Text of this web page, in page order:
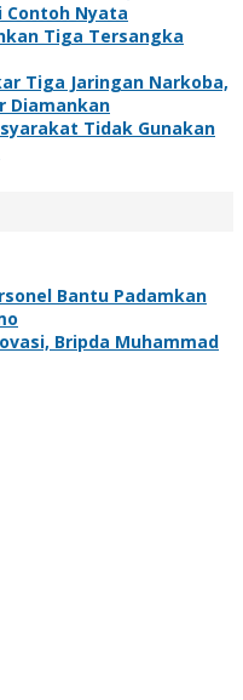
Contoh Nyata
Tiga Tersangka
Tiga Jaringan Narkoba,
Diamankan
Tidak Gunakan
Bantu Padamkan
Bripda Muhammad